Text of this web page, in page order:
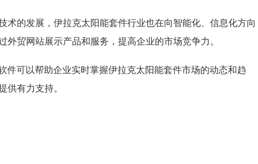
术的发展，伊拉克太阳能套件行业也在向智能化、信息化方向
外贸网站展示产品和服务，提高企业的市场竞争力。
件可以帮助企业实时掌握伊拉克太阳能套件市场的动态和趋
供有力支持。